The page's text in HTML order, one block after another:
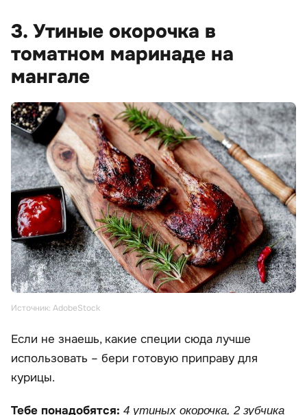
3. Утиные окорочка в
томатном маринаде на
мангале
Источник: AdobeStock
Если не знаешь, какие специи сюда лучше
использовать – бери готовую приправу для
курицы.
Тебе понадобятся: 4 утиных окорочка, 2 зубчика